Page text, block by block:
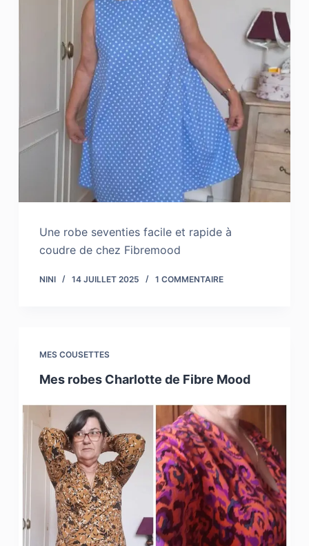
Une robe seventies facile et rapide à
coudre de chez Fibremood
NINI 14 JUILLET 2025 1 COMMENTAIRE
MES COUSETTES
Mes robes Charlotte de Fibre Mood